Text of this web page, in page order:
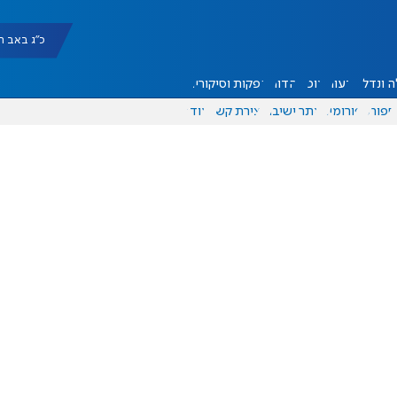
כ"ג באב תשפ"ו
ונדל"ן דעות אוכל יהדות הפקות וסיקורים
ספורט פורומים אתר ישיבה יצירת קשר עוד